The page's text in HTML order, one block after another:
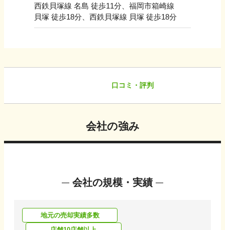
西鉄貝塚線 名島 徒歩11分、福岡市箱崎線
貝塚 徒歩18分、西鉄貝塚線 貝塚 徒歩18分
口コミ・評判
会社の強み
会社の規模・実績
地元の売却実績多数